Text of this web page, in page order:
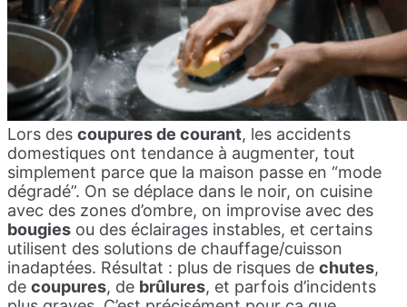
Lors des coupures de courant, les accidents
domestiques ont tendance à augmenter, tout
simplement parce que la maison passe en “mode
dégradé”. On se déplace dans le noir, on cuisine
avec des zones d’ombre, on improvise avec des
bougies ou des éclairages instables, et certains
utilisent des solutions de chauffage/cuisson
inadaptées. Résultat : plus de risques de chutes,
de coupures, de brûlures, et parfois d’incidents